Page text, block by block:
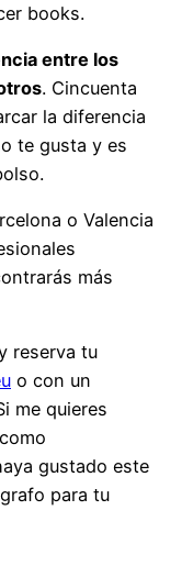
books.
entre los
. Cincuenta
la diferencia
te gusta y es
o Valencia
más
reserva tu
o con un
me quieres
gustado este
para tu